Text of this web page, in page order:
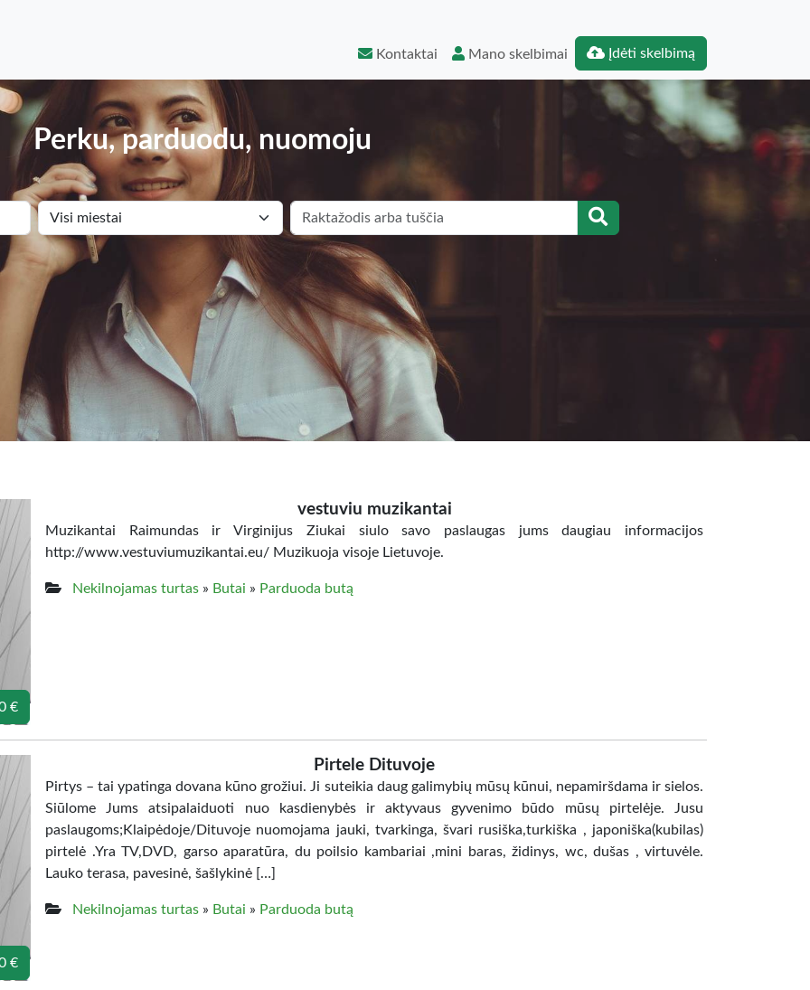
Kontaktai Mano skelbimai Įdėti skelbimą
Perku, parduodu, nuomoju
€
vestuviu muzikantai
Muzikantai Raimundas ir Virginijus Ziukai siulo savo paslaugas jums daugiau informacijos
http://www.vestuviumuzikantai.eu/ Muzikuoja visoje Lietuvoje.
Nekilnojamas turtas » Butai » Parduoda butą
€
Pirtele Dituvoje
Pirtys – tai ypatinga dovana kūno grožiui. Ji suteikia daug galimybių mūsų kūnui, nepamiršdama ir sielos.
Siūlome Jums atsipalaiduoti nuo kasdienybės ir aktyvaus gyvenimo būdo mūsų pirtelėje. Jusu
paslaugoms;Klaipėdoje/Dituvoje nuomojama jauki, tvarkinga, švari rusiška,turkiška , japoniška(kubilas)
pirtelė .Yra TV,DVD, garso aparatūra, du poilsio kambariai ,mini baras, židinys, wc, dušas , virtuvėle.
Lauko terasa, pavesinė, šašlykinė […]
Nekilnojamas turtas » Butai » Parduoda butą